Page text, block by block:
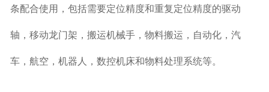
条配合使用，包括需要定位精度和重复定位精度的驱动
轴，移动龙门架，搬运机械手，物料搬运，自动化，汽
车，航空，机器人，数控机床和物料处理系统等。